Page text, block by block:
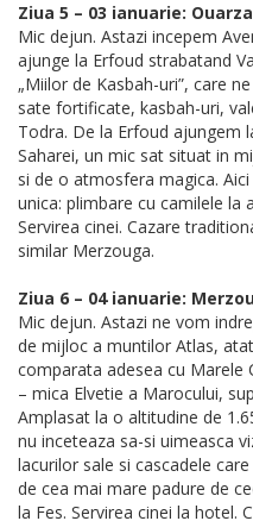
Ziua 5 – 03 ianuarie:
Mic dejun. Astazi incepem
ajunge la Erfoud strabatand
„Miilor de Kasbah-uri”, care
sate fortificate, kasbah-uri,
Todra. De la Erfoud ajungem
Saharei, un mic sat situat in
si de o atmosfera magica.
unica: plimbare cu camilele la
Servirea cinei. Cazare
similar Merzouga.
Ziua 6 – 04 ianuarie:
Mic dejun. Astazi ne vom
de mijloc a muntilor Atlas,
comparata adesea cu Marele
– mica Elvetie a Marocului,
Amplasat la o altitudine de
nu inceteaza sa-si uimeasca
lacurilor sale si cascadele
de cea mai mare padure de
la Fes. Servirea cinei la hotel.